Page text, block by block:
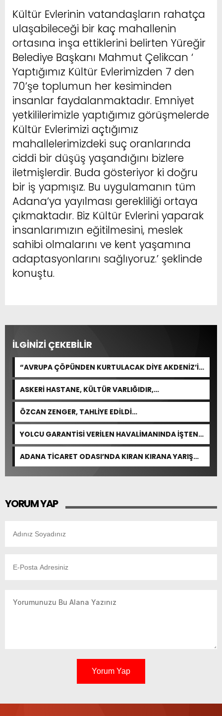
Kültür Evlerinin vatandaşların rahatça
ulaşabileceği bir kaç mahallenin
ortasına inşa ettiklerini belirten Yüreğir
Belediye Başkanı Mahmut Çelikcan ‘
Yaptığımız Kültür Evlerimizden 7 den
70’şe toplumun her kesiminden
insanlar faydalanmaktadır. Emniyet
yetkililerimizle yaptığımız görüşmelerde
Kültür Evlerimizi açtığımız
mahallelerimizdeki suç oranlarında
ciddi bir düşüş yaşandığını bizlere
iletmişlerdir. Buda gösteriyor ki doğru
bir iş yapmışız. Bu uygulamanın tüm
Adana’ya yayılması gerekliliği ortaya
çıkmaktadır. Biz Kültür Evlerini yaparak
insanlarımızın eğitilmesini, meslek
sahibi olmalarını ve kent yaşamına
adaptasyonlarını sağlıyoruz.’ şeklinde
konuştu.
İLGİNİZİ ÇEKEBİLİR
“AVRUPA ÇÖPÜNDEN KURTULACAK DİYE AKDENİZ’İ
FEDA EDEMEZSİNİZ!”
ASKERİ HASTANE, KÜLTÜR VARLIĞIDIR,
ÖZELLEŞTİRİLEMEZ!
ÖZCAN ZENGER, TAHLİYE EDİLDİ…
YOLCU GARANTİSİ VERİLEN HAVALİMANINDA İŞTEN
ÇIKARMA VAR
ADANA TİCARET ODASI’NDA KIRAN KIRANA YARIŞ
BEKLENİYOR
YORUM YAP
Yorum Yap